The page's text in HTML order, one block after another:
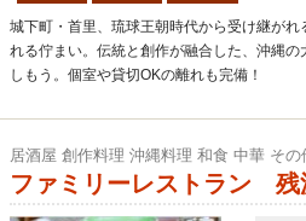
城下町・首里、琉球王朝時代から受け継が
れる佇まい。伝統と創作が融合した、沖縄
しもう。個室や貸切OKの離れも完備！
居酒屋 創作料理 沖縄料理 和食 中華 その
ファミリーレストラン 残